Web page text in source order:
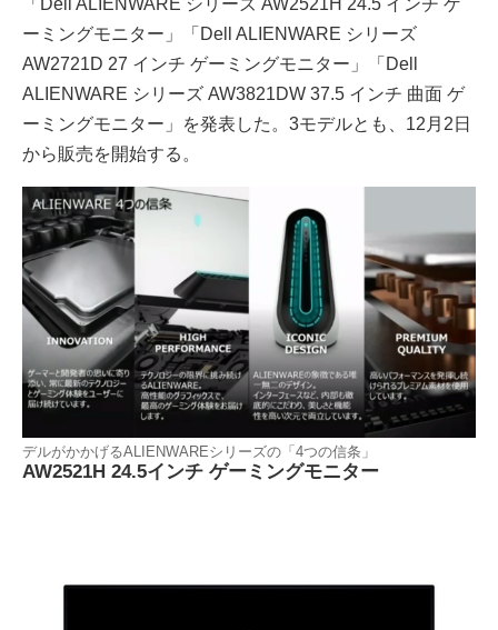
ーミングモニター」「Dell ALIENWARE シリーズ
AW2721D 27 インチ ゲーミングモニター」「Dell
ALIENWARE シリーズ AW3821DW 37.5 インチ 曲面 ゲ
ーミングモニター」を発表した。3モデルとも、12月2日
から販売を開始する。
デルがかかげるALIENWAREシリーズの「4つの信条」
AW2521H 24.5インチ ゲーミングモニター